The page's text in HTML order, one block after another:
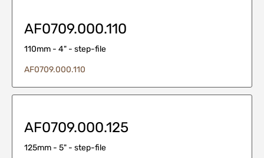
AF0709.000.110
110mm - 4" - step-file
AF0709.000.110
AF0709.000.125
125mm - 5" - step-file